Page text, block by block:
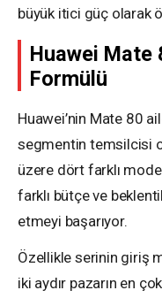
büyük itici güç olarak
Huawei Mate
Formülü
Huawei’nin Mate 80
segmentin temsilcisi
üzere dört farklı
farklı bütçe ve
etmeyi başarıyor.
Özellikle serinin giriş
iki aydır pazarın en